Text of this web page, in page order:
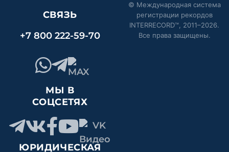
СВЯЗЬ
+7 800 222-59-70
МЫ В
СОЦСЕТЯХ
ЮРИДИЧЕСКАЯ
© Международная система
регистрации рекордов
INTERRECORD™, 2011–2026.
Все права защищены.